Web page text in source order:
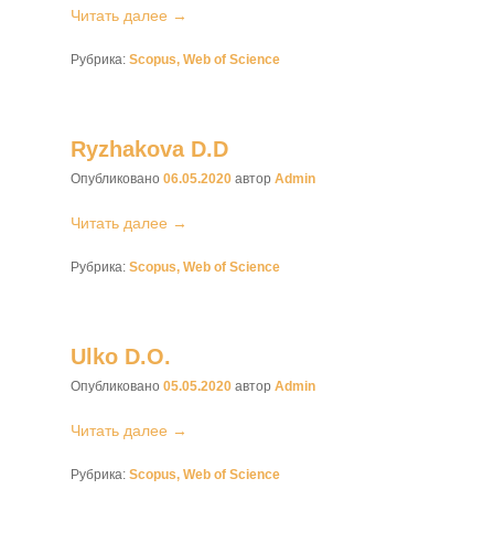
Читать далее →
Рубрика: Scopus, Web of Science
Ryzhakova D.D
Опубликовано 06.05.2020 автор Admin
Читать далее →
Рубрика: Scopus, Web of Science
Ulko D.O.
Опубликовано 05.05.2020 автор Admin
Читать далее →
Рубрика: Scopus, Web of Science